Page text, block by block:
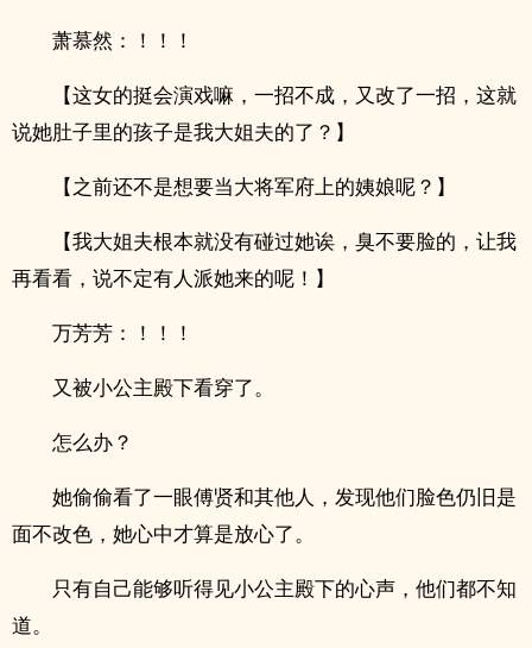
萧慕然：！！！
【这女的挺会演戏嘛，一招不成，又改了一招，这就
说她肚子里的孩子是我大姐夫的了？】
【之前还不是想要当大将军府上的姨娘呢？】
【我大姐夫根本就没有碰过她诶，臭不要脸的，让我
再看看，说不定有人派她来的呢！】
万芳芳：！！！
又被小公主殿下看穿了。
怎么办？
她偷偷看了一眼傅贤和其他人，发现他们脸色仍旧是
面不改色，她心中才算是放心了。
只有自己能够听得见小公主殿下的心声，他们都不知
道。